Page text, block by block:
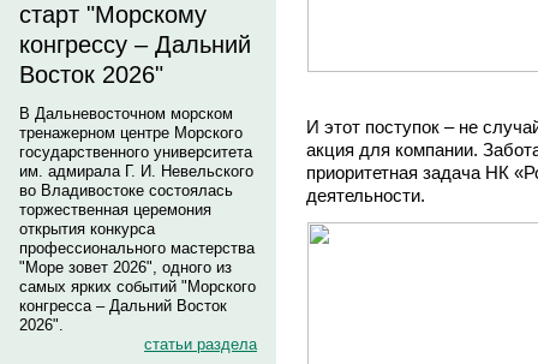
старт "Морскому
конгрессу – Дальний
Восток 2026"
В Дальневосточном морском
тренажерном центре Морского
государственного университета
им. адмирала Г. И. Невельского
во Владивостоке состоялась
торжественная церемония
открытия конкурса
профессионального мастерства
"Море зовет 2026", одного из
самых ярких событий "Морского
конгресса – Дальний Восток
2026".
статьи раздела
И этот поступок – не
акция для компании.
приоритетная задача НК
деятельности.